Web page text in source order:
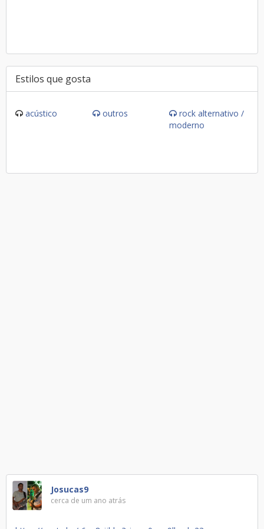
Estilos que gosta
acústico outros
rock alternativo /
moderno
Josucas9
cerca de um ano atrás